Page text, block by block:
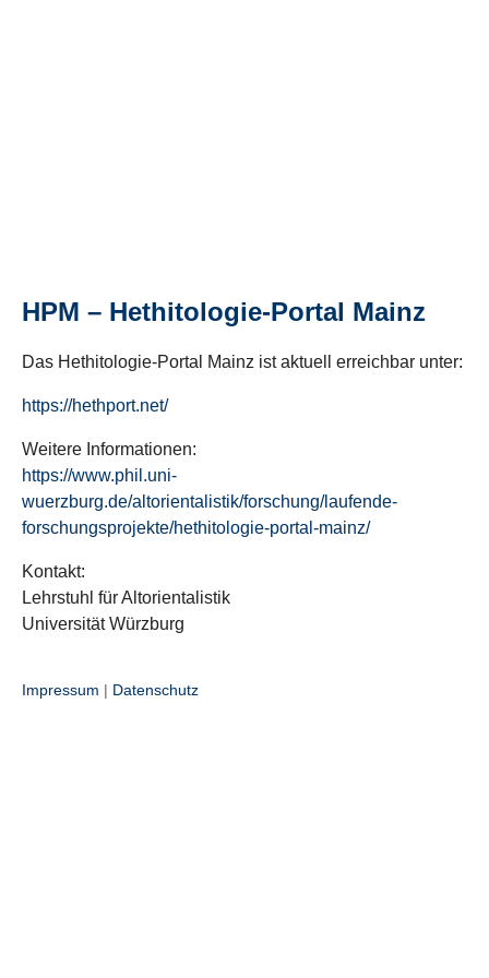
HPM – Hethitologie-Portal Mainz
Das Hethitologie-Portal Mainz ist aktuell erreichbar unter:
https://hethport.net/
Weitere Informationen:
https://www.phil.uni-
wuerzburg.de/altorientalistik/forschung/laufende-
forschungsprojekte/hethitologie-portal-mainz/
Kontakt:
Lehrstuhl für Altorientalistik
Universität Würzburg
Impressum | Datenschutz